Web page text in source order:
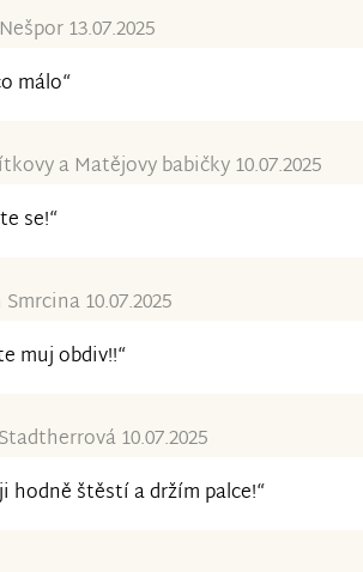
13.07.2025
málo“
a Matějovy babičky 10.07.2025
se!“
10.07.2025
muj obdiv!!“
10.07.2025
hodně štěstí a držím palce!“